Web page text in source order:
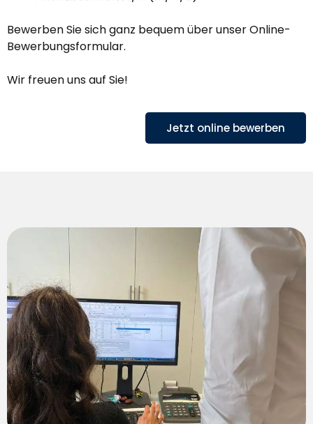
Bewerben Sie sich ganz bequem über unser Online-
Bewerbungsformular.
Wir freuen uns auf Sie!
Jetzt online bewerben